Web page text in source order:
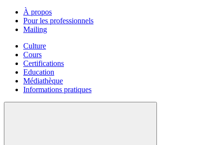
À propos
Pour les professionnels
Mailing
Culture
Cours
Certifications
Education
Médiathèque
Informations pratiques